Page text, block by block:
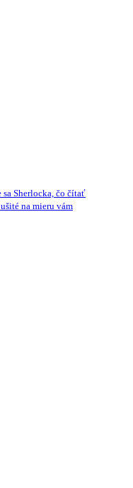
sa Sherlocka, čo čítať
na mieru vám